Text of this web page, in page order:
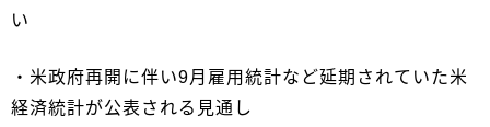
い
・米政府再開に伴い9月雇用統計など延期されていた米
経済統計が公表される見通し